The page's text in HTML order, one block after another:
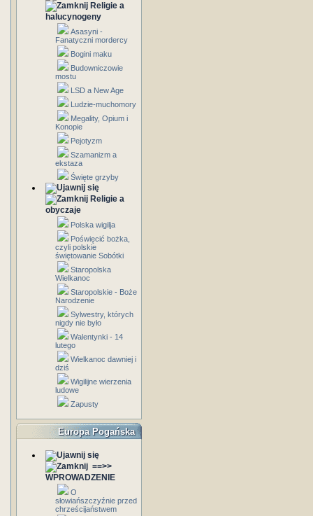
Religie a
halucynogeny
Asasyni -
Fanatyczni mordercy
Bogini maku
Budowniczowie
mostu
LSD a New Age
Ludzie-muchomory
Megality, Opium i
Konopie
Pejotyzm
Szamanizm a
ekstaza
Święte grzyby
Religie a
obyczaje
Polska wigilja
Poświęcić bożka,
czyli polskie
świętowanie Sobótki
Staropolska
Wielkanoc
Staropolskie - Boże
Narodzenie
Sylwestry, których
nigdy nie było
Walentynki - 14
lutego
Wielkanoc dawniej i
dziś
Wigilijne wierzenia
ludowe
Zapusty
Europa Pogańska
==>>
WPROWADZENIE
O
słowiańszczyźnie przed
chrześcijaństwem